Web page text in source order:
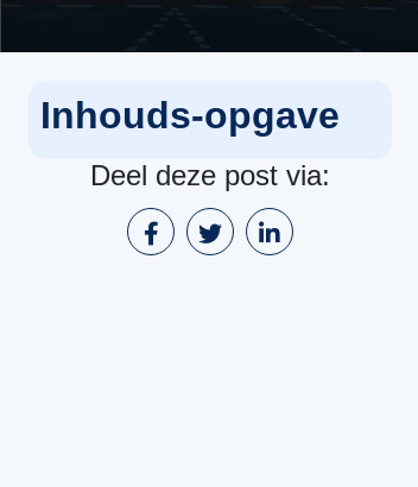
Inhouds-opgave
Deel deze post via: